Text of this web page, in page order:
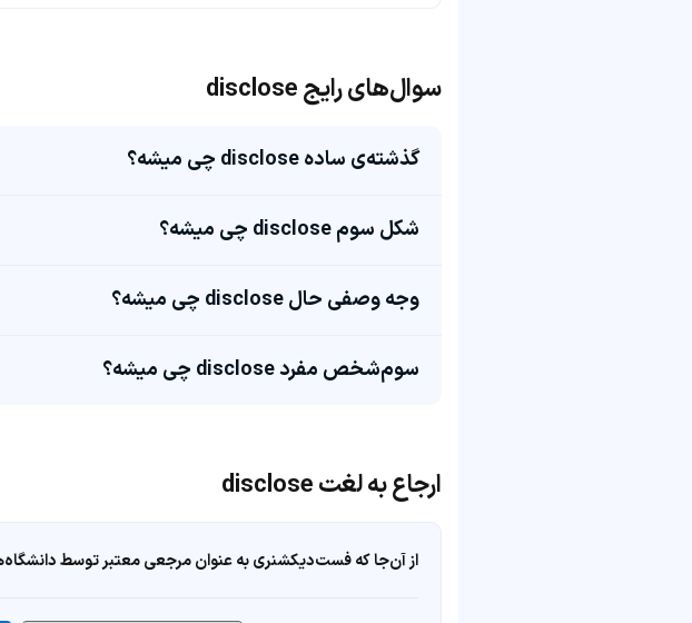
سوال‌های رایج disclose
گذشته‌ی ساده disclose چی میشه؟
شکل سوم disclose چی میشه؟
وجه وصفی حال disclose چی میشه؟
سوم‌شخص مفرد disclose چی میشه؟
ارجاع به لغت disclose
از آن‌جا که فست‌دیکشنری به عنوان مرجعی معتبر توسط